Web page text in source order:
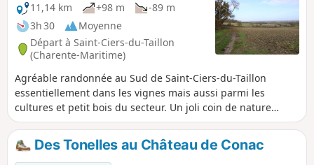
11,14 km
+98 m
-89 m
3h 30
Moyenne
Départ à Saint-Ciers-du-Taillon
(Charente-Maritime)
Agréable randonnée au Sud de Saint-Ciers-du-Taillon
essentiellement dans les vignes mais aussi parmi les
cultures et petit bois du secteur. Un joli coin de nature
parfait pour se promener. Quelques curiosités comme
l'église de Saint-Ciers-du-Taillon, deux moulins et au fil du
parcours le patrimoine bâti local.
Des Tonelles au Château de Conac